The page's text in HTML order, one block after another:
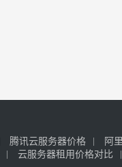
腾讯云服务器价格 阿
云服务器租用价格对比